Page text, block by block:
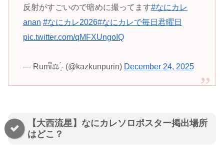
反射がすごいので暗めに撮ってます#なにカレ
anan #なにカレ2026#なにカレで毎日君曜日
pic.twitter.com/qMFXUngoIQ
— Rumiᩚ⚖️ ̖́- (@kazkunpurin) December 24, 2025
【大西流星】なにカレソロポスター掲出場所
はどこ？